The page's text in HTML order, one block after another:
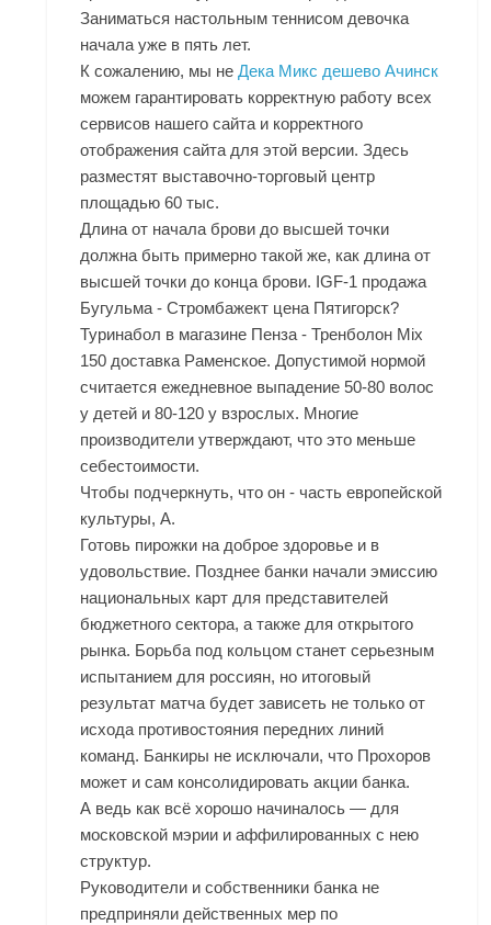
Заниматься настольным теннисом девочка
начала уже в пять лет.
К сожалению, мы неДека Микс дешево Ачинск
можем гарантировать корректную работу всех
сервисов нашего сайта и корректного
отображения сайта для этой версии. Здесь
разместят выставочно-торговый центр
площадью 60 тыс.
Длина от начала брови до высшей точки
должна быть примерно такой же, как длина от
высшей точки до конца брови. IGF-1 продажа
Бугульма - Стромбажект цена Пятигорск?
Туринабол в магазине Пенза - Тренболон Mix
150 доставка Раменское. Допустимой нормой
считается ежедневное выпадение 50-80 волос
у детей и 80-120 у взрослых. Многие
производители утверждают, что это меньше
себестоимости.
Чтобы подчеркнуть, что он - часть европейской
культуры, А.
Готовь пирожки на доброе здоровье и в
удовольствие. Позднее банки начали эмиссию
национальных карт для представителей
бюджетного сектора, а также для открытого
рынка. Борьба под кольцом станет серьезным
испытанием для россиян, но итоговый
результат матча будет зависеть не только от
исхода противостояния передних линий
команд. Банкиры не исключали, что Прохоров
может и сам консолидировать акции банка.
А ведь как всё хорошо начиналось — для
московской мэрии и аффилированных с нею
структур.
Руководители и собственники банка не
предприняли действенных мер по